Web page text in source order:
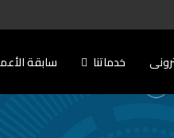
خدماتنا سابقة